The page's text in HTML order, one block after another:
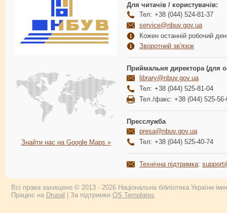
Знайти нас на Google Maps »
Для читачів / користувачів:
Тел: +38 (044) 524-81-37
service@nbuv.gov.ua
Кожен останній робочий
Зворотний зв'язок
Приймальня директора (для
library@nbuv.gov.ua
Тел: +38 (044) 525-81-04
Тел./факс: +38 (044) 525-56-
Пресслужба
presa@nbuv.gov.ua
Тел: +38 (044) 525-40-74
Технічна підтримка:
Всі права захищено © 2013 - 2026 Національна бібліотека України
Працює на Drupal | За підтримки OS Templates